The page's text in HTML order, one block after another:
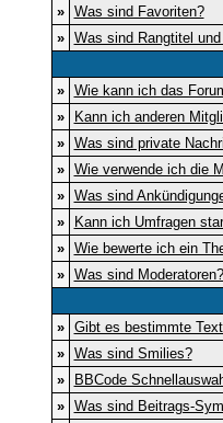
»
Was sind Favoriten?
»
Was sind Rangtitel
»
Wie kann ich das
»
Kann ich anderen
»
Was sind private
»
Wie verwende ich die
»
Was sind
»
Kann ich Umfragen
»
Wie bewerte ich ein
»
Was sind Moderatoren?
»
Gibt es bestimmte
»
Was sind Smilies?
»
BBCode
»
Was sind Beitrags-